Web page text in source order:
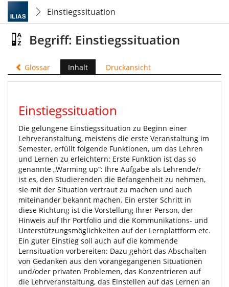
Einstiegssituation
Begriff: Einstiegssituation
Glossar Inhalt Druckansicht
Einstiegssituation
Die gelungene Einstiegssituation zu Beginn einer
Lehrveranstaltung, meistens die erste Veranstaltung im
Semester, erfüllt folgende Funktionen, um das Lehren
und Lernen zu erleichtern: Erste Funktion ist das so
genannte „Warming up“: Ihre Aufgabe als Lehrende/r
ist es, den Studierenden die Befangenheit zu nehmen,
sie mit der Situation vertraut zu machen und auch
miteinander bekannt machen. Ein erster Schritt in
diese Richtung ist die Vorstellung Ihrer Person, der
Hinweis auf Ihr Portfolio und die Kommunikations- und
Unterstützungsmöglichkeiten auf der Lernplattform etc.
Ein guter Einstieg soll auch auf die kommende
Lernsituation vorbereiten: Dazu gehört das Abschalten
von Gedanken aus den vorangegangenen Situationen
und/oder privaten Problemen, das Konzentrieren auf
die Lehrveranstaltung, das Einstellen auf das Lernen an